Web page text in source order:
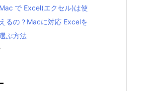
Mac で Excel(エクセル)は使
えるの？Macに対応 Excelを
ぶ方法